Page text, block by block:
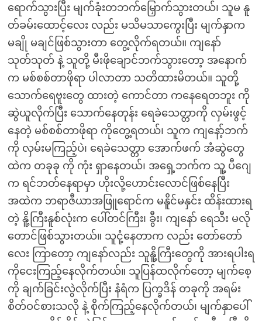
ရောက်သွားပြီး မျက်ခုံးတဘက်မြှောက်သွားတယ်၊ သူမ နူ
တ်ခမ်းထောင့်လေး လည်း မသိမသာကွေးပြီး မျက်နှာက
မချို မချင်ဖြစ်သွားတာ တွေ့လိုက်ရတယ်။ ကျနော်
သုတ်သုတ် နဲ့ သူတို့ မီးဖိုချောင်ဘက်သွားတော့ အနောက်
က မစ်စစ်တာဖိုရာ ပါလာတာ သတိထားမိတယ်။ သူတို့
သောက်ရေဗူးတွေ ထားတဲ့ ကောင်တာ ကနေရေတဘူး ကို
ဆွဲယူလိုက်ပြီး သောက်နေတုန်း ရေခဲသေတ္တာကို လှမ်းဖွင့်
နေတဲ့ မစ်စစ်တာဖိုရာ ကိုတွေ့ရတယ်၊ သူက ကျနော့်ဘက်
ကို လှမ်းမကြည့်ပဲ၊ ရေခဲသေတ္တာ အောက်ဖက် အံဆွဲတွေ
ထဲက တခုခု ကို ကုံး ရှာနေတယ်၊ အရှေ့ဘက်က သူ့ ပီဂျေ
က ရင်ဘတ်နေရာမှာ ဟိုးလို့ဟောင်းလောင်ဖြစ်နေပြီး
အထဲက ဘရာဇီယာအဖြူရောင်က မနိူင်မနှင်း ထိန်းထားရ
တဲ့ နိူ့ကြီးနူစ်လုံးက ပေါ်တင်ကြီး၊ ခွီး၊ ကျနော် ရေသီး မလို
တောင်ဖြစ်သွားတယ်။ သူငုံ့နေတာက လည်း တော်တော်
လေး ကြာတော့ ကျနော်လည်း သူနိူ့ကြီးတွေကို အားရပါးရ
ကိုငေးကြည့်နေလိုက်တယ်။ သူပြန်ထလိုက်တော့ မျက်စေ့
ကို ချက်ခြင်းလွဲလိုက်ပြီး နံရံက ပြက္ခဒိန် တခုကို အရမ်း
စိတ်ဝင်စားသလို နဲ့ စိုက်ကြည့်နေလိုက်တယ်၊ မျက်နှာပေါ်